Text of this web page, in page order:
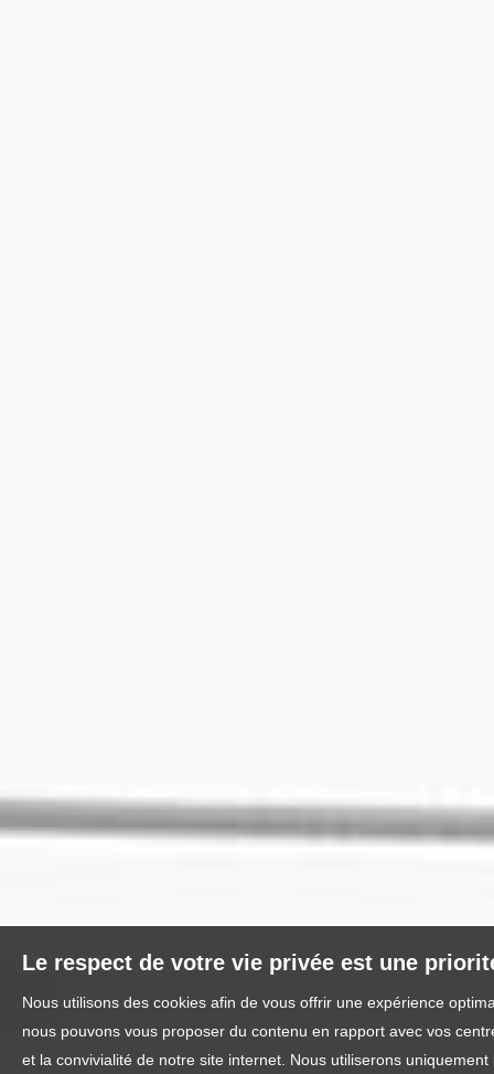
Le respect de votre vie privée est une
Nous utilisons des cookies afin de vous offrir une expérience
nous pouvons vous proposer du contenu en rapport avec vos
et la convivialité de notre site internet. Nous utiliserons